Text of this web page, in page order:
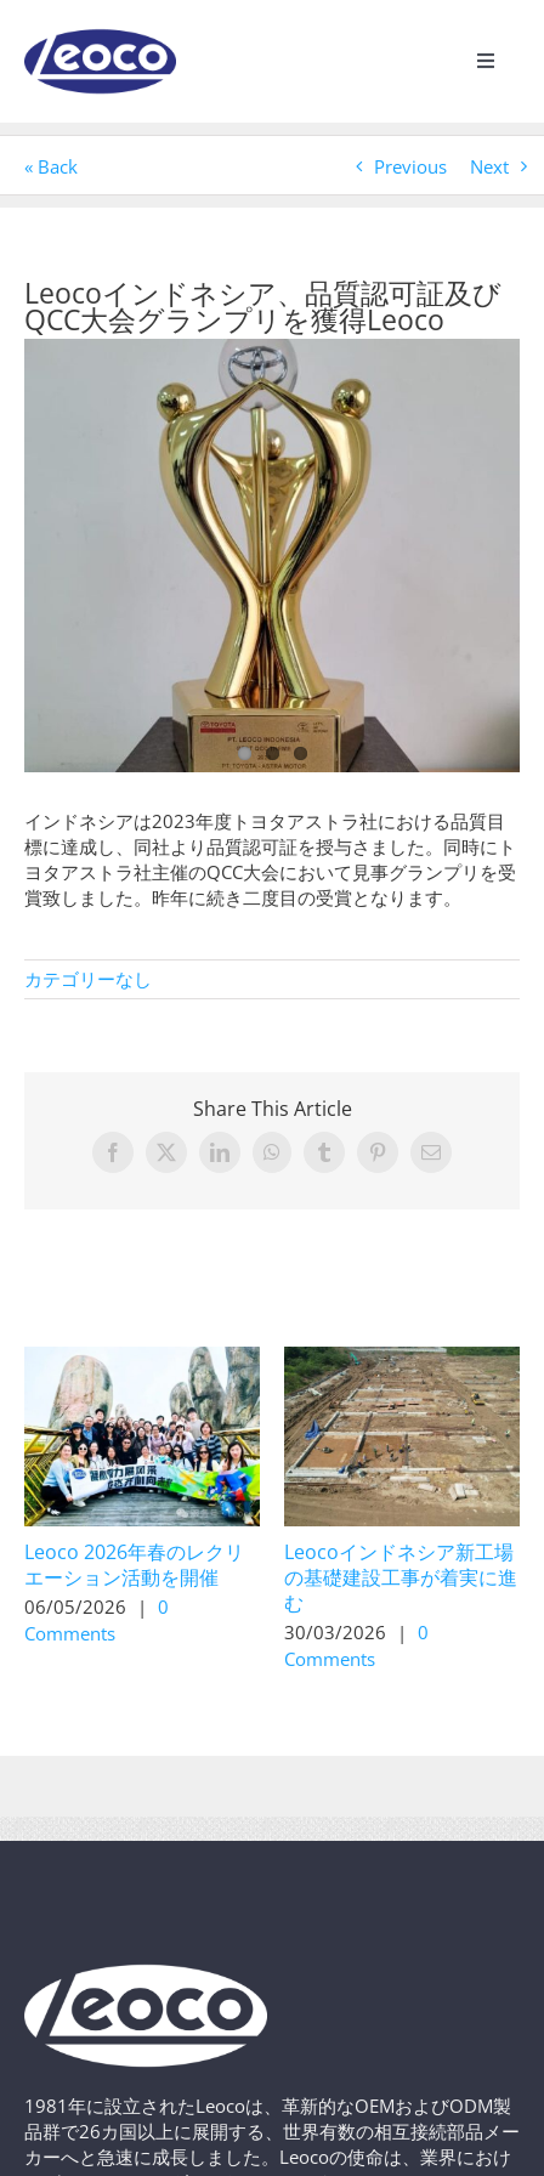
content
Toggle
製造業
« Back Previous Next
Leocoインドネシア、品質認可証及び
QCC大会グランプリを獲得Leoco
インドネシアは2023年度トヨタアストラ社における品質目
標に達成し、同社より品質認可証を授与さました。同時にト
ヨタアストラ社主催のQCC大会において見事グランプリを受
賞致しました。昨年に続き二度目の受賞となります。
カテゴリーなし
Share This Article
Facebook
X LinkedInWhatsAppTumblrPinterestEmail
Leoco 2026年春のレクリ
エーション活動を開催
06/05/2026 | 0
Comments
Leocoインドネシア新工場
の基礎建設工事が着実に進
む
30/03/2026 | 0
Comments
1981年に設立されたLeocoは、革新的なOEMおよびODM製
品群で26カ国以上に展開する、世界有数の相互接続部品メー
カーへと急速に成長しました。Leocoの使命は、業界におけ